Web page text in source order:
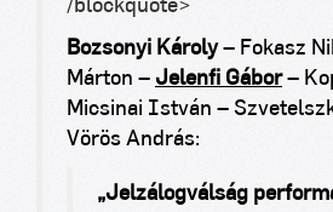
/blockquote>
Bozsonyi Károly– Fokasz
Márton – Jelenfi Gábor –
Micsinai István –
Vörös András:
„Jelzálogválság